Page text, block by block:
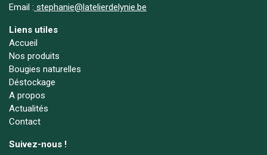
Email : stephanie@latelierdelynie.be
Liens utiles
Accueil
Nos produits
Bougies naturelles
Déstockage
A propos
Actualités
Contact
Suivez-nous !